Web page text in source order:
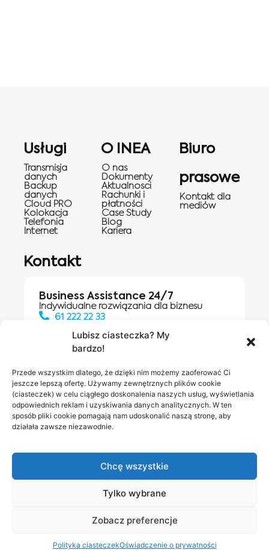
Lubisz ciasteczka? My
bardzo!
Przede wszystkim dlatego, że dzięki nim możemy zaoferować Ci
jeszcze lepszą ofertę. Używamy zewnętrznych plików cookie
(ciasteczek) w celu ciągłego doskonalenia naszych usług, wyświetlania
odpowiednich reklam i uzyskiwania danych analitycznych. W ten
sposób pliki cookie pomagają nam udoskonalić naszą stronę, aby
działała zawsze niezawodnie.
Chcę wszystkie
Tylko wybrane
Zobacz preferencje
Polityka ciasteczekOświadczenie o prywatności
Usługi
Transmisja
danych
Backup
danych
Cloud PRO
Kolokacja
Telefonia
Internet
O INEA
O nas
Dokumenty
Aktualnosci
Rachunki i
płatności
Case Study
Blog
Kariera
Biuro
prasowe
Kontakt dla
mediów
Kontakt
Business Assistance 24/7
Indywidualne rozwiązania dla biznesu
61 222 22 33
Salony INEA
Napisz do
Polityka prywatnościRODO w INEABezpieczeństwo
Obserwuj nas